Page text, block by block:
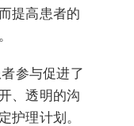
提高患者的
参与促进了
、透明的沟
护理计划。